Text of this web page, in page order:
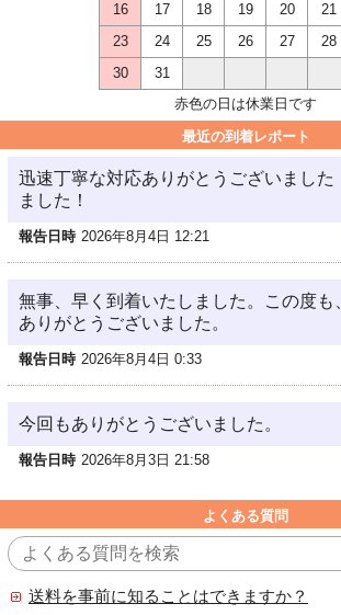
16
17 18 19 20 21
23
24 25 26 27 28
30
31
赤色の日は休業日です
最近の到着レポート
迅速丁寧な対応ありがとうございました
ました！
報告日時 2026年8月4日 12:21
無事、早く到着いたしました。この度も
ありがとうございました。
報告日時 2026年8月4日 0:33
今回もありがとうございました。
報告日時 2026年8月3日 21:58
よくある質問
送料を事前に知ることはできますか？